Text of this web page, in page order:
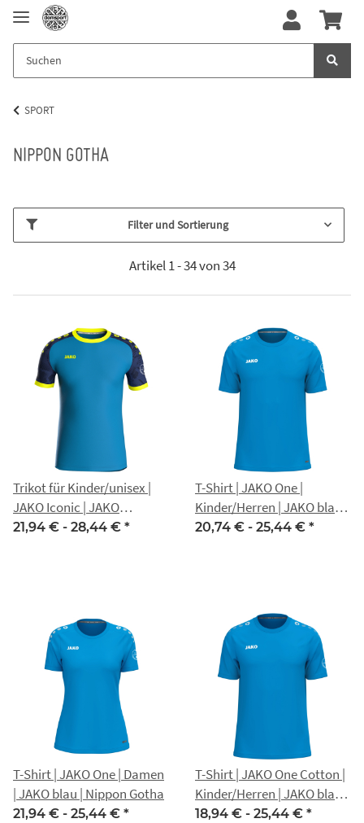
SPORT
NIPPON GOTHA
Filter und Sortierung
Artikel 1 - 34 von 34
Trikot für Kinder/unisex |
JAKO Iconic | JAKO
blau/marine/neon gelb |
21,94 € - 28,44 € *
T-Shirt | JAKO One |
Kinder/Herren | JAKO blau |
Nippon Gotha
20,74 € - 25,44 € *
T-Shirt | JAKO One | Damen
| JAKO blau | Nippon Gotha
21,94 € - 25,44 € *
T-Shirt | JAKO One Cotton |
Kinder/Herren | JAKO blau |
Nippon Gotha
18,94 € - 25,44 € *